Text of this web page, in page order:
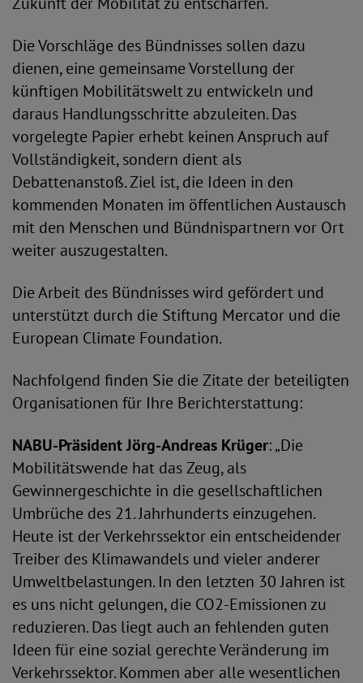
Die Vorschläge des Bündnisses sollen dazu
dienen, eine gemeinsame Vorstellung der
künftigen Mobilitätswelt zu entwickeln und
daraus Handlungsschritte abzuleiten. Das
vorgelegte Papier erhebt keinen Anspruch auf
Vollständigkeit, sondern dient als
Debattenanstoß. Ziel ist, die Ideen in den
kommenden Monaten im öffentlichen Austausch
mit den Menschen und Bündnispartnern vor Ort
weiter auszugestalten.
Die Arbeit des Bündnisses wird gefördert und
unterstützt durch die Stiftung Mercator und die
European Climate Foundation.
Nachfolgend finden Sie die Zitate der beteiligten
Organisationen für Ihre Berichterstattung:
NABU-Präsident Jörg-Andreas Krüger: „Die
Mobilitätswende hat das Zeug, als
Gewinnergeschichte in die gesellschaftlichen
Umbrüche des 21. Jahrhunderts einzugehen.
Heute ist der Verkehrssektor ein entscheidender
Treiber des Klimawandels und vieler anderer
Umweltbelastungen. In den letzten 30 Jahren ist
es uns nicht gelungen, die CO2-Emissionen zu
reduzieren. Das liegt auch an fehlenden guten
Ideen für eine sozial gerechte Veränderung im
Verkehrssektor. Kommen aber alle wesentlichen